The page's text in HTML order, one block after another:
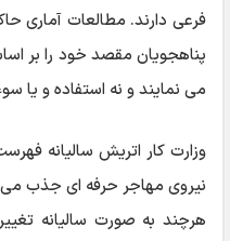
فرعی دارند. مطالعات آماری
پناهجویان مقصد خود را بر
می نمایند و نه استفاده و یا
وزارت کار اتریش سالیانه
نیروی مهاجر حرفه ای جذب